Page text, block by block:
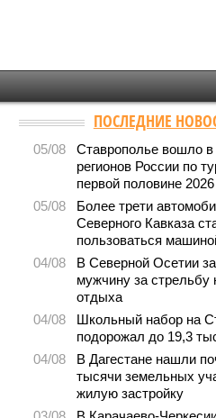
ПОСЛЕДНИЕ
05/08
Ставрополье вошло в
регионов России по
первой половине 2026
05/08
Более трети
Северного Кавказа
пользоваться
04/08
В Северной Осетии
мужчину за стрельбу
отдыха
04/08
Школьный набор на
подорожал до 19,3
04/08
В Дагестане нашли
тысячи земельных
жилую застройку